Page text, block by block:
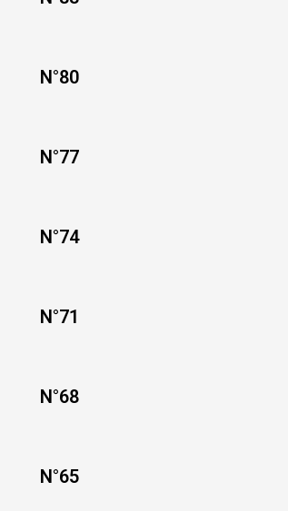
N°80
N°77
N°74
N°71
N°68
N°65